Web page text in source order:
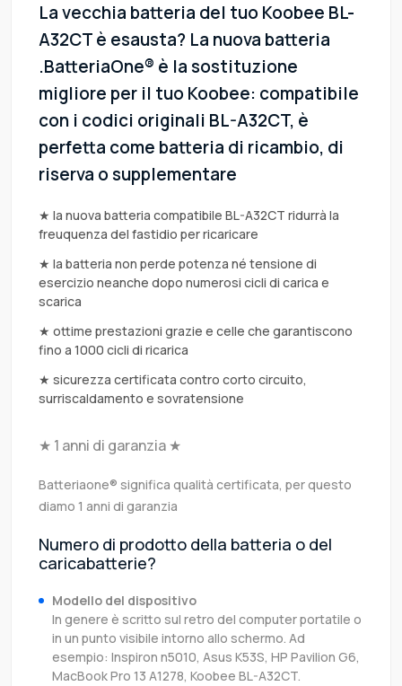
La vecchia batteria del tuo Koobee BL-
A32CT è esausta? La nuova batteria
.BatteriaOne® è la sostituzione
migliore per il tuo Koobee: compatibile
con i codici originali BL-A32CT, è
perfetta come batteria di ricambio, di
riserva o supplementare
★ la nuova batteria compatibile BL-A32CT ridurrà la
freuquenza del fastidio per ricaricare
★ la batteria non perde potenza né tensione di
esercizio neanche dopo numerosi cicli di carica e
scarica
★ ottime prestazioni grazie e celle che garantiscono
fino a 1000 cicli di ricarica
★ sicurezza certificata contro corto circuito,
surriscaldamento e sovratensione
★ 1 anni di garanzia ★
Batteriaone® significa qualità certificata, per questo
diamo 1 anni di garanzia
Numero di prodotto della batteria o del
caricabatterie?
Modello del dispositivo
In genere è scritto sul retro del computer portatile o
in un punto visibile intorno allo schermo. Ad
esempio: Inspiron n5010, Asus K53S, HP Pavilion G6,
MacBook Pro 13 A1278, Koobee BL-A32CT.